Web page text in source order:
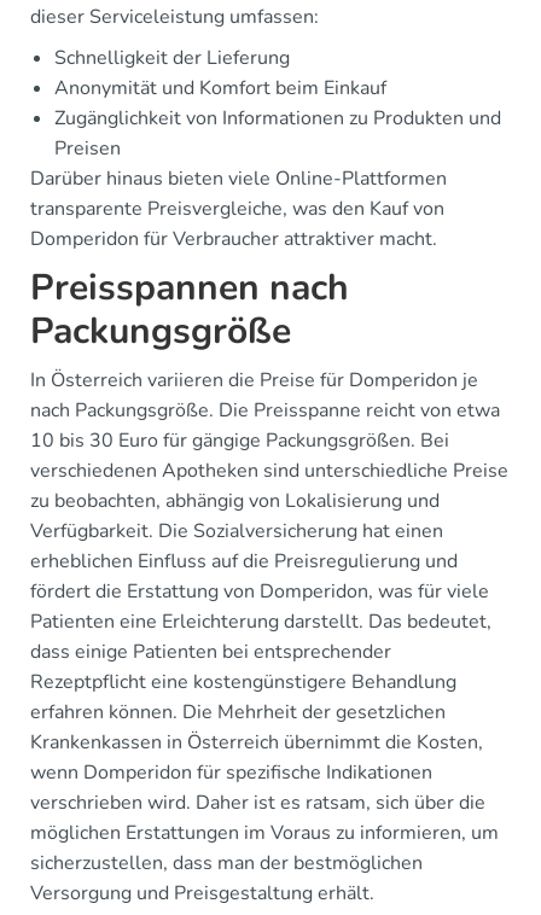
dieser Serviceleistung umfassen:
Schnelligkeit der Lieferung
Anonymität und Komfort beim Einkauf
Zugänglichkeit von Informationen zu Produkten und
Preisen
Darüber hinaus bieten viele Online-Plattformen
transparente Preisvergleiche, was den Kauf von
Domperidon für Verbraucher attraktiver macht.
Preisspannen nach
Packungsgröße
In Österreich variieren die Preise für Domperidon je
nach Packungsgröße. Die Preisspanne reicht von etwa
10 bis 30 Euro für gängige Packungsgrößen. Bei
verschiedenen Apotheken sind unterschiedliche Preise
zu beobachten, abhängig von Lokalisierung und
Verfügbarkeit. Die Sozialversicherung hat einen
erheblichen Einfluss auf die Preisregulierung und
fördert die Erstattung von Domperidon, was für viele
Patienten eine Erleichterung darstellt. Das bedeutet,
dass einige Patienten bei entsprechender
Rezeptpflicht eine kostengünstigere Behandlung
erfahren können. Die Mehrheit der gesetzlichen
Krankenkassen in Österreich übernimmt die Kosten,
wenn Domperidon für spezifische Indikationen
verschrieben wird. Daher ist es ratsam, sich über die
möglichen Erstattungen im Voraus zu informieren, um
sicherzustellen, dass man der bestmöglichen
Versorgung und Preisgestaltung erhält.